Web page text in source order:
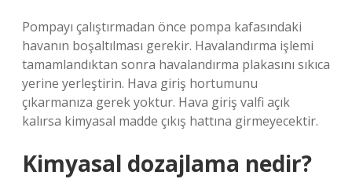
Pompayı çalıştırmadan önce pompa kafasındaki
havanın boşaltılması gerekir. Havalandırma işlemi
tamamlandıktan sonra havalandırma plakasını sıkıca
yerine yerleştirin. Hava giriş hortumunu
çıkarmanıza gerek yoktur. Hava giriş valfi açık
kalırsa kimyasal madde çıkış hattına girmeyecektir.
Kimyasal dozajlama nedir?